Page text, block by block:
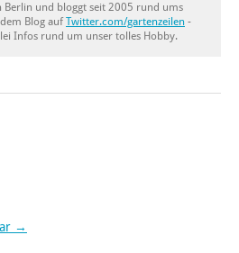
Berlin und bloggt seit 2005 rund ums
Blog aufTwitter.com/gartenzeilen -
Infos rund um unser tolles Hobby.
→